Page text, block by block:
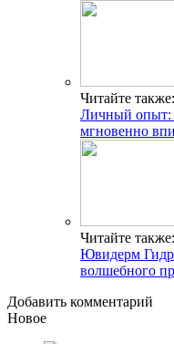
Читайте также:
Личный опыт:
мгновенно
Читайте также:
Ювидерм
волшебного
Добавить комментарий
Новое